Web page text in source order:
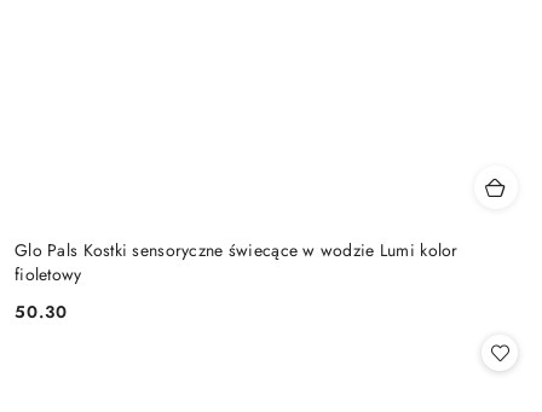
Glo Pals Kostki sensoryczne świecące w wodzie Lumi kolor
fioletowy
Cena:
50.30